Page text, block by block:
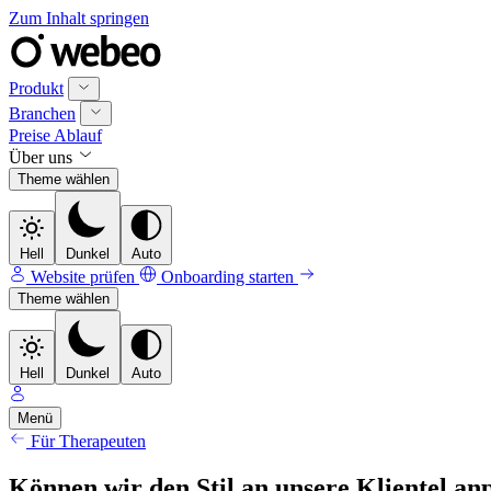
Zum Inhalt springen
Produkt
Branchen
Preise Ablauf
Über uns
Theme wählen
Hell Dunkel Auto
Website prüfen Onboarding starten
Theme wählen
Hell Dunkel Auto
Menü
Für Therapeuten